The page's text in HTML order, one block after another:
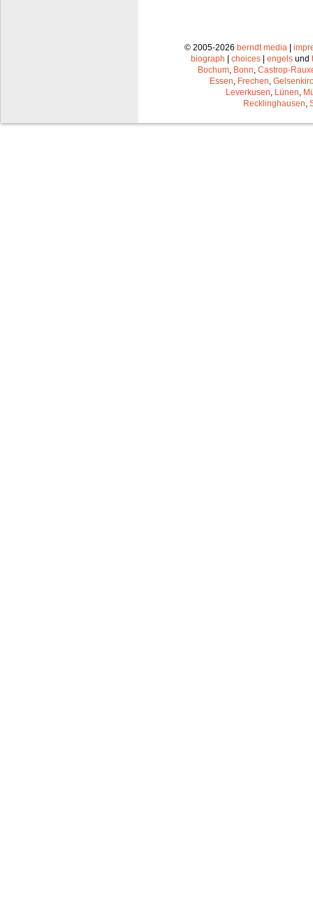
© 2005-2026 berndt media |
biograph | choices | engels und
Bochum Bonn Castrop-
Essen Frechen
Leverkusen Lünen
Recklinghausen